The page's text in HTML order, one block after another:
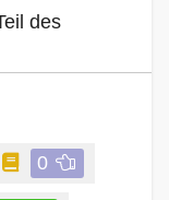
des
0